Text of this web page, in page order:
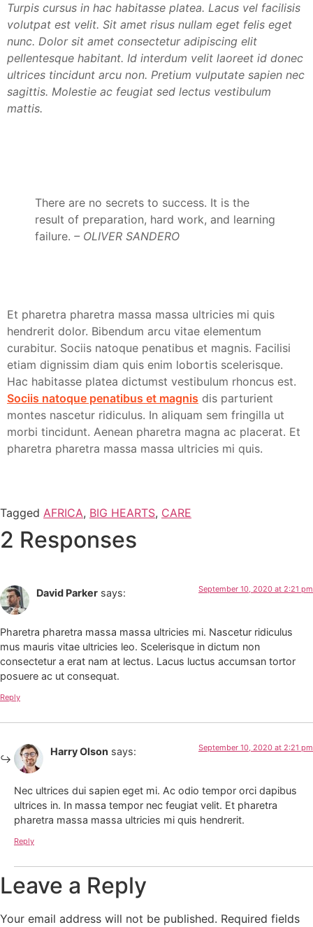
Turpis cursus in hac habitasse platea. Lacus vel facilisis
volutpat est velit. Sit amet risus nullam eget felis eget
nunc. Dolor sit amet consectetur adipiscing elit
pellentesque habitant. Id interdum velit laoreet id donec
ultrices tincidunt arcu non. Pretium vulputate sapien nec
sagittis. Molestie ac feugiat sed lectus vestibulum
mattis.
There are no secrets to success. It is the
result of preparation, hard work, and learning
failure. – OLIVER SANDERO
Et pharetra pharetra massa massa ultricies mi quis
hendrerit dolor. Bibendum arcu vitae elementum
curabitur. Sociis natoque penatibus et magnis. Facilisi
etiam dignissim diam quis enim lobortis scelerisque.
Hac habitasse platea dictumst vestibulum rhoncus est.
Sociis natoque penatibus et magnis dis parturient
montes nascetur ridiculus. In aliquam sem fringilla ut
morbi tincidunt. Aenean pharetra magna ac placerat. Et
pharetra pharetra massa massa ultricies mi quis.
Tagged AFRICA, BIG HEARTS, CARE
2 Responses
David Parker says: September 10, 2020 at 2:21 pm
Pharetra pharetra massa massa ultricies mi. Nascetur ridiculus
mus mauris vitae ultricies leo. Scelerisque in dictum non
consectetur a erat nam at lectus. Lacus luctus accumsan tortor
posuere ac ut consequat.
Reply
Harry Olson says: September 10, 2020 at 2:21 pm
Nec ultrices dui sapien eget mi. Ac odio tempor orci dapibus
ultrices in. In massa tempor nec feugiat velit. Et pharetra
pharetra massa massa ultricies mi quis hendrerit.
Reply
Leave a Reply
Your email address will not be published. Required fields